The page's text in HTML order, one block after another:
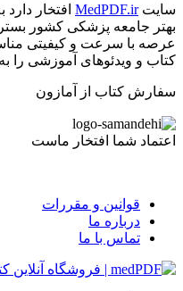
سایتMedPDF.ir افتخار
بهتر جامعه پزشکی کشور
عرصه با سرعت و کیفیتی
کتاب و ویدئوهای آموزشی را
سفارش کتاب از آمازون
اعتماد شما افتخار ماست
قوانین و مقررات
درباره ما
تماس با ما